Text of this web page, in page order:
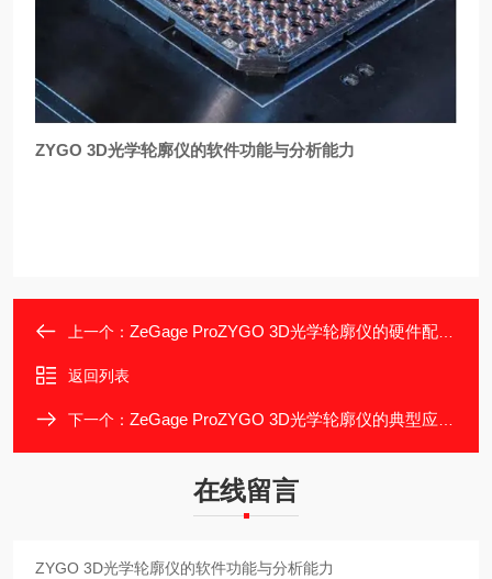
ZYGO 3D光学轮廓仪的软件功能与分析能力
上一个： ZeGage ProZYGO 3D光学轮廓仪的硬件配置与用材
返回列表
下一个： ZeGage ProZYGO 3D光学轮廓仪的典型应用场景
在线留言